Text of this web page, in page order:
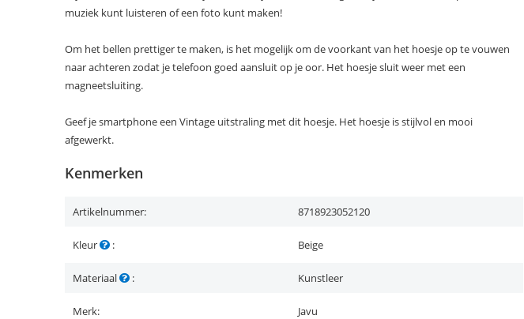
muziek kunt luisteren of een foto kunt maken!
Om het bellen prettiger te maken, is het mogelijk om de voorkant van het hoesje op te vouwen
naar achteren zodat je telefoon goed aansluit op je oor. Het hoesje sluit weer met een
magneetsluiting.
Geef je smartphone een Vintage uitstraling met dit hoesje. Het hoesje is stijlvol en mooi
afgewerkt.
Kenmerken
Artikelnummer: 8718923052120
Kleur : Beige
Materiaal : Kunstleer
Merk: Javu